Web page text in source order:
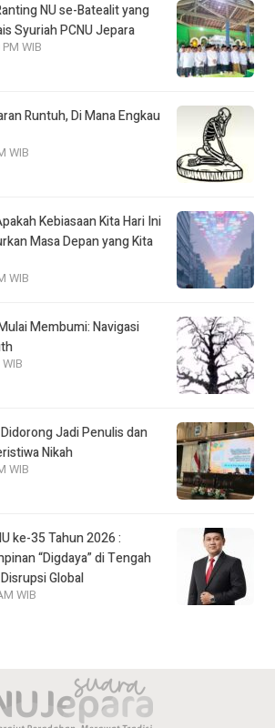
NU se-Batealit yang
Syuriah PCNU Jepara
WIB
Runtuh, Di Mana Engkau
WIB
Kebiasaan Kita Hari Ini
Masa Depan yang Kita
WIB
Membumi: Navigasi
Jadi Penulis dan
Nikah
WIB
ke-35 Tahun 2026 :
“Digdaya” di Tengah
Global
WIB